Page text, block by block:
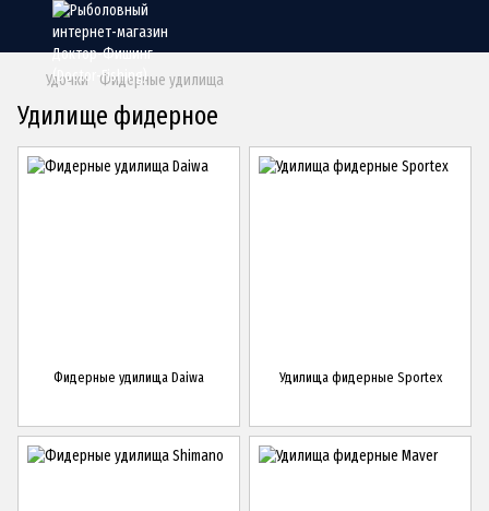
Удочки Фидерные удилища
Удилище фидерное
Фидерные удилища Daiwa Удилища фидерные Sportex